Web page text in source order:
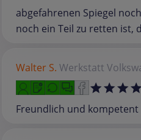
abgefahrenen Spiegel
noch ein Teil zu retten ist,
Walter S. Werkstatt
Freundlich und kompetent